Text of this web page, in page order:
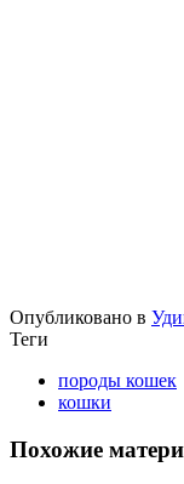
Опубликовано в
Теги
породы кошек
кошки
Похожие